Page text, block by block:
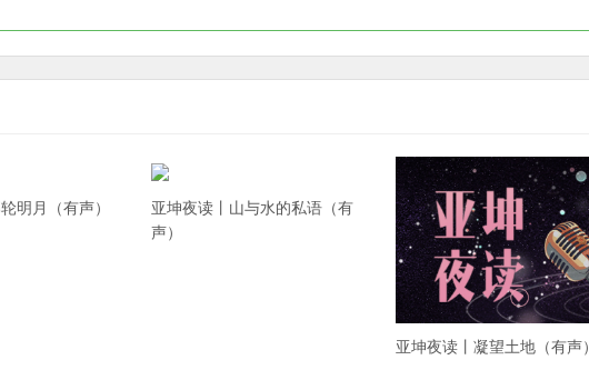
明月（有声）
亚坤夜读丨山与水的私语（有
声）
亚坤夜读丨凝望土地（有声）